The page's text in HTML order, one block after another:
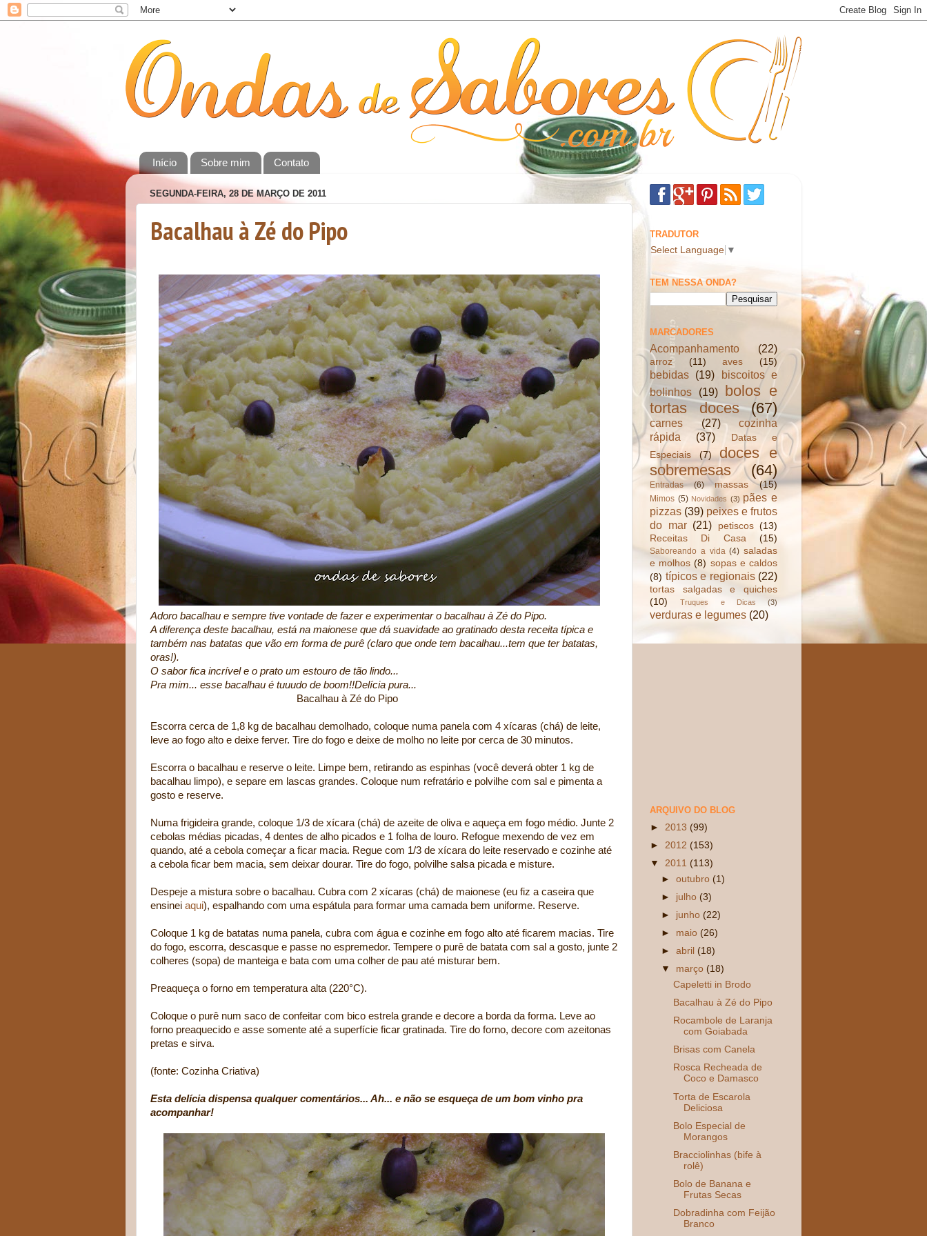
Início Sobre mim Contato
SEGUNDA-FEIRA, 28 DE MARÇO DE 2011
Bacalhau à Zé do Pipo
Adoro bacalhau e sempre tive vontade de fazer e experimentar o bacalhau à Zé do Pipo.
A diferença deste bacalhau, está na maionese que dá suavidade ao gratinado desta receita típica e
também nas batatas que vão em forma de purê (claro que onde tem bacalhau...tem que ter batatas,
oras!).
O sabor fica incrível e o prato um estouro de tão lindo...
Pra mim... esse bacalhau é tuuudo de boom!!Delícia pura...
Bacalhau à Zé do Pipo
Escorra cerca de 1,8 kg de bacalhau demolhado, coloque numa panela com 4 xícaras (chá) de leite,
leve ao fogo alto e deixe ferver. Tire do fogo e deixe de molho no leite por cerca de 30 minutos.
Escorra o bacalhau e reserve o leite. Limpe bem, retirando as espinhas (você deverá obter 1 kg de
bacalhau limpo), e separe em lascas grandes. Coloque num refratário e polvilhe com sal e pimenta a
gosto e reserve.
Numa frigideira grande, coloque 1/3 de xícara (chá) de azeite de oliva e aqueça em fogo médio. Junte 2
cebolas médias picadas, 4 dentes de alho picados e 1 folha de louro. Refogue mexendo de vez em
quando, até a cebola começar a ficar macia. Regue com 1/3 de xícara do leite reservado e cozinhe até
a cebola ficar bem macia, sem deixar dourar. Tire do fogo, polvilhe salsa picada e misture.
Despeje a mistura sobre o bacalhau. Cubra com 2 xícaras (chá) de maionese (eu fiz a caseira que
ensinei aqui), espalhando com uma espátula para formar uma camada bem uniforme. Reserve.
Coloque 1 kg de batatas numa panela, cubra com água e cozinhe em fogo alto até ficarem macias. Tire
do fogo, escorra, descasque e passe no espremedor. Tempere o purê de batata com sal a gosto, junte 2
colheres (sopa) de manteiga e bata com uma colher de pau até misturar bem.
Preaqueça o forno em temperatura alta (220°C).
Coloque o purê num saco de confeitar com bico estrela grande e decore a borda da forma. Leve ao
forno preaquecido e asse somente até a superfície ficar gratinada. Tire do forno, decore com azeitonas
pretas e sirva.
(fonte: Cozinha Criativa)
Esta delícia dispensa qualquer comentários... Ah... e não se esqueça de um bom vinho pra
acompanhar!
TRADUTOR
Select Language ▼
TEM NESSA ONDA?
MARCADORES
Acompanhamento (22)
arroz (11) aves (15)
bebidas (19)
biscoitos e
bolinhos
(19)
bolos e
tortas doces
(67)
carnes (27)
cozinha
rápida
(37)
Datas e
Especiais
(7)
doces e
sobremesas
(64)
Entradas (6) massas (15)
Mimos (5) Novidades (3) pães e
pizzas (39) peixes e frutos
do mar (21) petiscos (13)
Receitas Di Casa
(15)
Saboreando a vida (4) saladas
e molhos (8) sopas e caldos
(8) típicos e regionais (22)
tortas salgadas e quiches
(10)
Truques e Dicas (3)
verduras e legumes (20)
ARQUIVO DO BLOG
► 2013 (99)
► 2012 (153)
▼ 2011 (113)
►outubro (1)
► julho (3)
► junho (22)
► maio (26)
►abril (18)
▼ março (18)
Capeletti in Brodo
Bacalhau à Zé do Pipo
Rocambole de Laranja
com Goiabada
Brisas com Canela
Rosca Recheada de
Coco e Damasco
Torta de Escarola
Deliciosa
Bolo Especial de
Morangos
Bracciolinhas (bife à
rolê)
Bolo de Banana e
Frutas Secas
Dobradinha com Feijão
Branco